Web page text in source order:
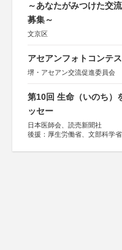
～あなたがみつけた交
募集～
文京区
アセアンフォトコンテ
堺・アセアン交流促進委員会
第10回 生命（いのち）
ッセー
日本医師会、読売新聞社
後援：厚生労働省、文部科学省
しん生命保険株式会社